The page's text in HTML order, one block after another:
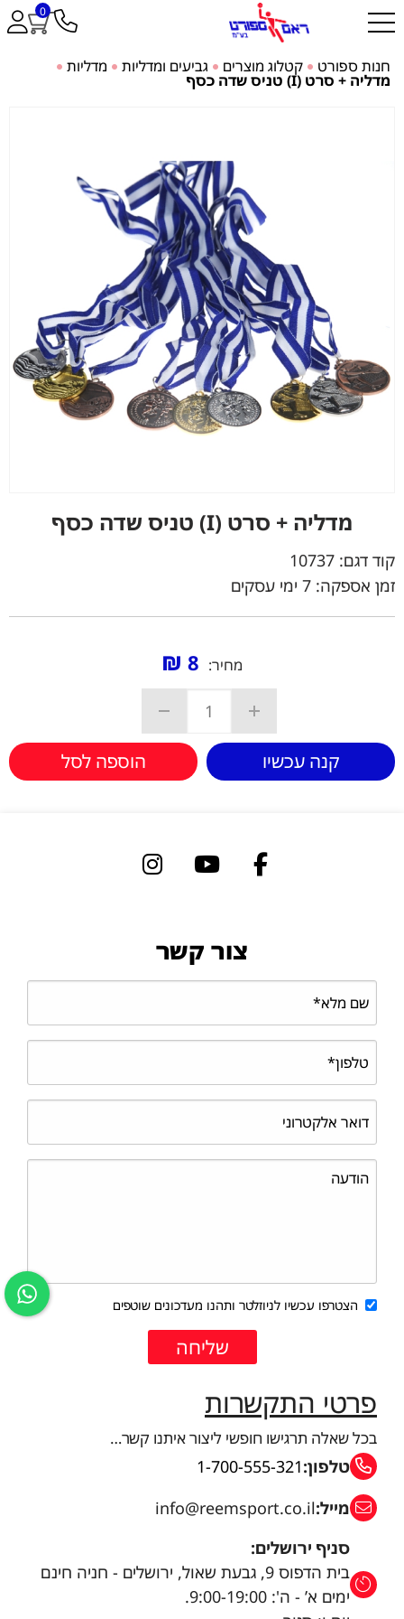
0
חנות ספורט קטלוג מוצרים גביעים ומדליות מדליות
מדליה + סרט (I) טניס שדה כסף
מדליה + סרט (I) טניס שדה כסף
קוד דגם: 10737
זמן אספקה: 7 ימי עסקים
מחיר: 8
₪
קנה עכשיו הוספה לסל
צור קשר
הצטרפו עכשיו לניוזלטר ותהנו מעדכונים שוטפים
פרטי התקשרות
בכל שאלה תרגישו חופשי ליצור איתנו קשר…
טלפון:1-700-555-321
מייל:info@reemsport.co.il
סניף ירושלים:
בית הדפוס 9, גבעת שאול, ירושלים - חניה חינם
ימים א’ - ה': 9:00-19:00.